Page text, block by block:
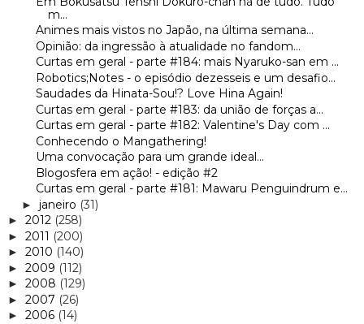
m...
Animes mais vistos no Japão, na última semana...
Opinião: da ingressão à atualidade no fandom...
Curtas em geral - parte #184: mais Nyaruko-san em ...
Robotics;Notes - o episódio dezesseis e um desafio...
Saudades da Hinata-Sou!? Love Hina Again!
Curtas em geral - parte #183: da união de forças a...
Curtas em geral - parte #182: Valentine's Day com ...
Conhecendo o Mangathering!
Uma convocação para um grande ideal...
Blogosfera em ação! - edição #2
Curtas em geral - parte #181: Mawaru Penguindrum e...
► janeiro (31)
► 2012 (258)
► 2011 (200)
► 2010 (140)
► 2009 (112)
► 2008 (129)
► 2007 (26)
► 2006 (14)